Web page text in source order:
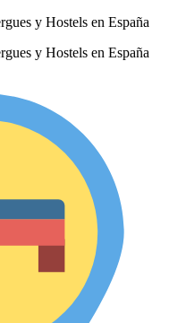
y Hostels en España
y Hostels en España